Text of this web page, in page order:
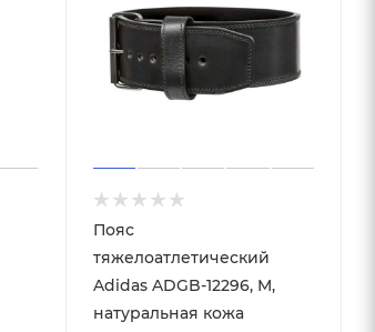
Пояс
тяжелоатлетический
Adidas ADGB-12296, M,
натуральная кожа